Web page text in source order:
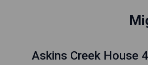
Askins Creek House